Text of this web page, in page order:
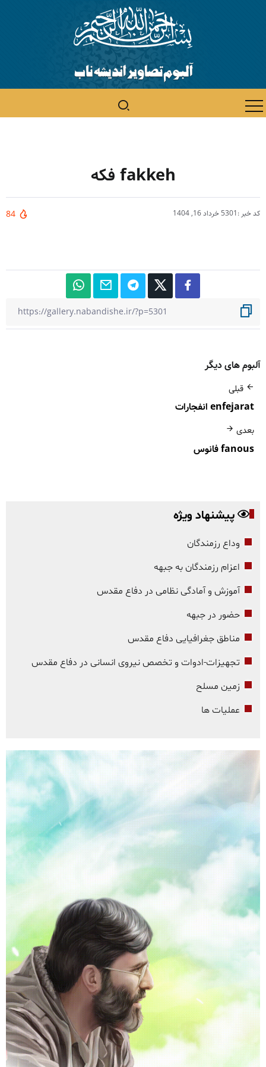
fakkeh فکه
کد خبر :5301 خرداد 16, 1404 84
آلبوم های دیگر
قبلی
enfejarat انفجارات
بعدی
fanous فانوس
پیشنهاد ویژه
وداع رزمندگان
اعزام رزمندگان به جبهه
آموزش و آمادگی نظامی در دفاع مقدس
حضور در جبهه
مناطق جغرافیایی دفاع مقدس
تجهیزات-ادوات و تخصص نیروی انسانی در دفاع مقدس
زمین مسلح
عملیات ها
اندیشه ناب درباره ما
تماس با ما
تلویزیون اینترنتی
کتابخانه
بله
آپارات
تلگرام
فید
نقل و نشر مطالب با ذکر منبع بلامانع است.